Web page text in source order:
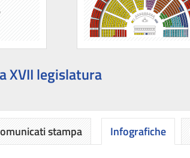
XVII legislatura
stampa Infografiche